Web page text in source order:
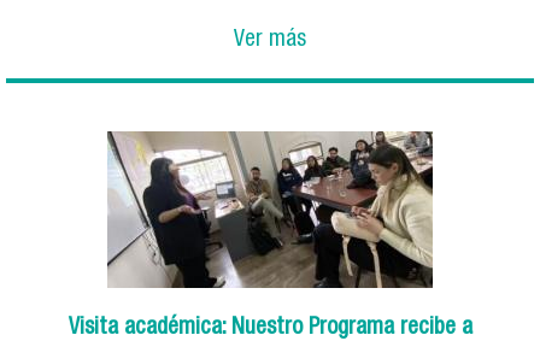
Ver más
Visita académica: Nuestro Programa recibe a